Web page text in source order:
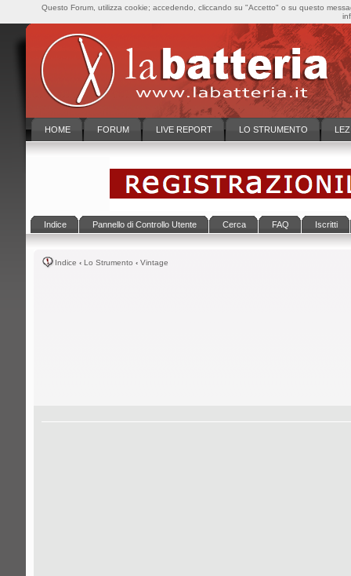
HOME FORUM LIVE REPORT LO STRUMENTO
Indice Pannello di Controllo Utente Cerca FAQ Iscritti
Indice ‹ Lo Strumento ‹ Vintage
Questo Forum, utilizza cookie; accedendo, cliccando su "Accetto" o su questo